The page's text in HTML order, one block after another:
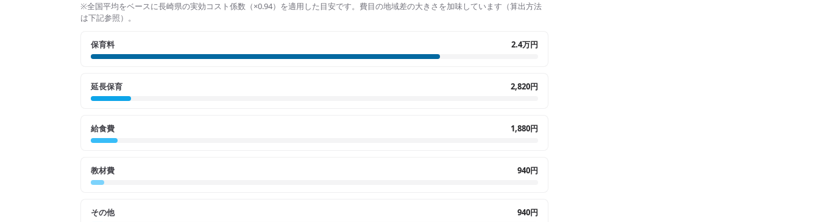
※全国平均をベースに長崎県の実効コスト係数（×0.94）を適用した目安です。費目の地域差の大きさを加味しています（算出方法
は下記参照）。
保育料 2.4万円
延長保育 2,820円
給食費 1,880円
教材費 940円
その他 940円